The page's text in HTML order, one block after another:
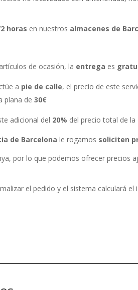
horas en nuestros almacenes de
de ocasión, la entrega es
a pie de calle, el precio de este
plana de30€
adicional del 20% del precio total de
de Barcelona le rogamos soliciten
por lo que podemos ofrecer precios
el pedido y el sistema calculará